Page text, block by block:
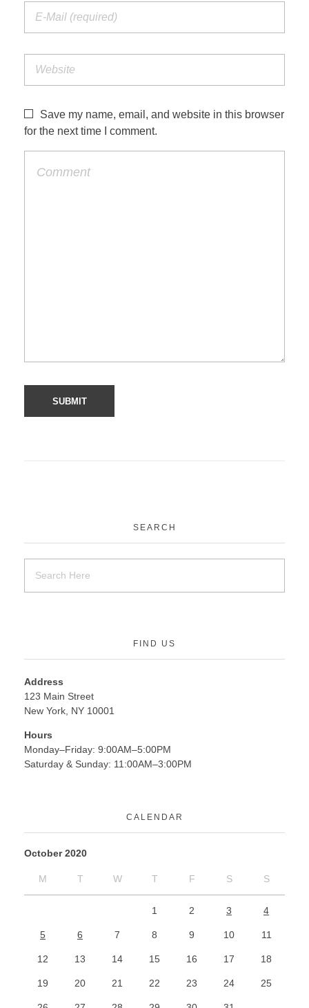
Save my name, email, and website in this browser
for the next time I comment.
SEARCH
FIND US
Address
123 Main Street
New York, NY 10001
Hours
Monday–Friday: 9:00AM–5:00PM
Saturday & Sunday: 11:00AM–3:00PM
CALENDAR
October 2020
M T W T F S S
1 2 3 4
5 6 7 8 9 10 11
12 13 14 15 16 17 18
19 20 21 22 23 24 25